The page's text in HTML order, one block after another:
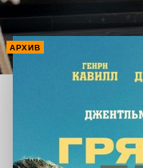
АРХИВ